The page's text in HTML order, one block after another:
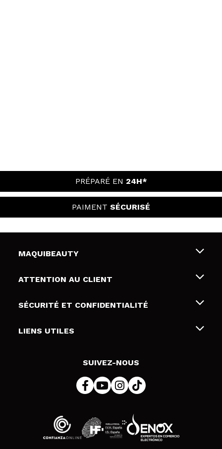
PRÉPARÉ EN 24H*
PAIMENT SÉCURISÉ
MAQUIBEAUTY
Qui sommes nous
Cartes-cadeaux
ATTENTION AU CLIENT
Livraison & retour
Modes de paiement
SÉCURITÉ ET CONFIDENTIALITÉ
Conditions et confidentialité
LIENS UTILES
SUIVEZ-NOUS